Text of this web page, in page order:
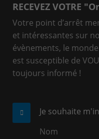
RECEVEZ VOTRE
Votre point d’arrêt
et intéressantes sur
évènements, le
est susceptible de
toujours informé !
Je souhaite
Nom